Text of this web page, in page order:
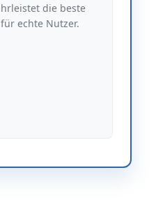
die beste
echte Nutzer.